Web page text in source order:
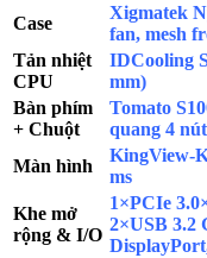
Case
Xigmatek
fan, mesh
Tản nhiệt
CPU
IDCooling
mm)
Bàn phím
+ Chuột
Tomato
quang 4
Màn hình
KingView-
ms
Khe mở
rộng & I/O
1×PCIe
2×USB 3.2